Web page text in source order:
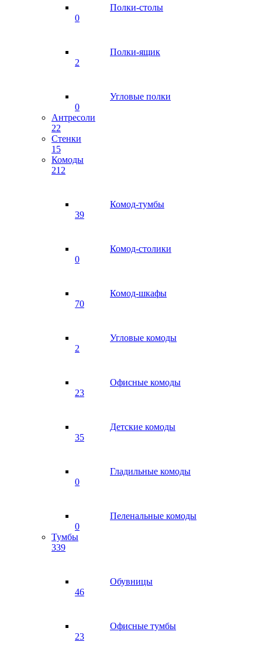
Полки-столы
0
Полки-ящик
2
Угловые полки
0
Антресоли
22
Стенки
15
Комоды
212
Комод-тумбы
39
Комод-столики
0
Комод-шкафы
70
Угловые комоды
2
Офисные комоды
23
Детские комоды
35
Гладильные комоды
0
Пеленальные комоды
0
Тумбы
339
Обувницы
46
Офисные тумбы
23